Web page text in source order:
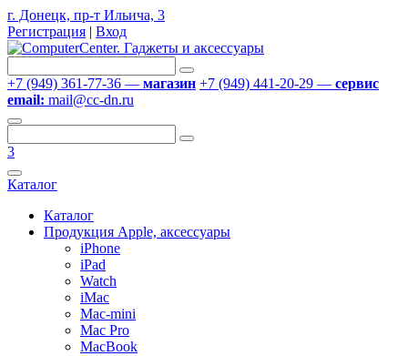
г. Донецк, пр-т Ильича, 3
Регистрация | Вход
+7 (949) 361-77-36 — магазин +7 (949) 441-20-29 — сервис
email: mail@cc-dn.ru
3
Каталог
Каталог
Продукция Apple, аксессуары
iPhone
iPad
Watch
iMac
Mac-mini
Mac Pro
MacBook